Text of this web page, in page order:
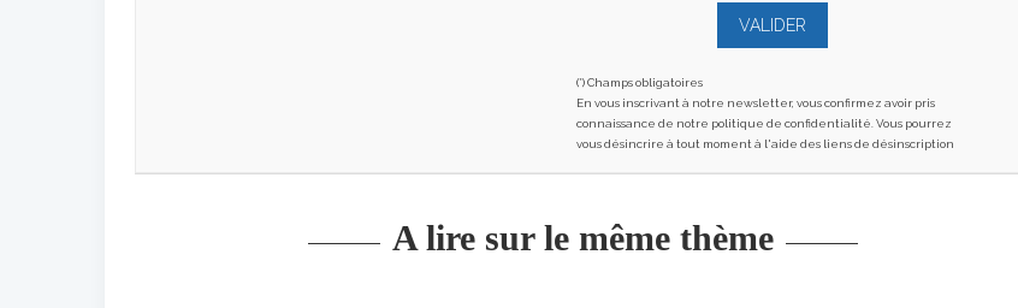
(*) Champs obligatoires
En vous inscrivant à notre newsletter, vous confirmez avoir pris
connaissance de notre politique de confidentialité. Vous pourrez
vous désincrire à tout moment à l'aide des liens de désinscription
A lire sur le même thème